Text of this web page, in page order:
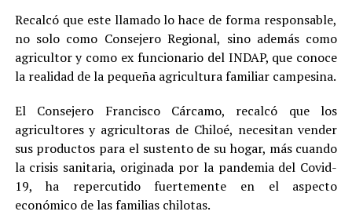
Recalcó que este llamado lo hace de forma responsable,
no solo como Consejero Regional, sino además como
agricultor y como ex funcionario del INDAP, que conoce
la realidad de la pequeña agricultura familiar campesina.
El Consejero Francisco Cárcamo, recalcó que los
agricultores y agricultoras de Chiloé, necesitan vender
sus productos para el sustento de su hogar, más cuando
la crisis sanitaria, originada por la pandemia del Covid-
19, ha repercutido fuertemente en el aspecto
económico de las familias chilotas.